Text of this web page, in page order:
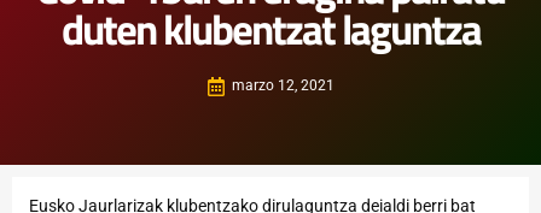
duten klubentzat laguntza
marzo 12, 2021
Eusko Jaurlarizak klubentzako dirulaguntza deialdi berri bat